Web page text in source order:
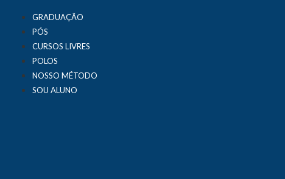
GRADUAÇÃO
PÓS
CURSOS LIVRES
POLOS
NOSSO MÉTODO
SOU ALUNO